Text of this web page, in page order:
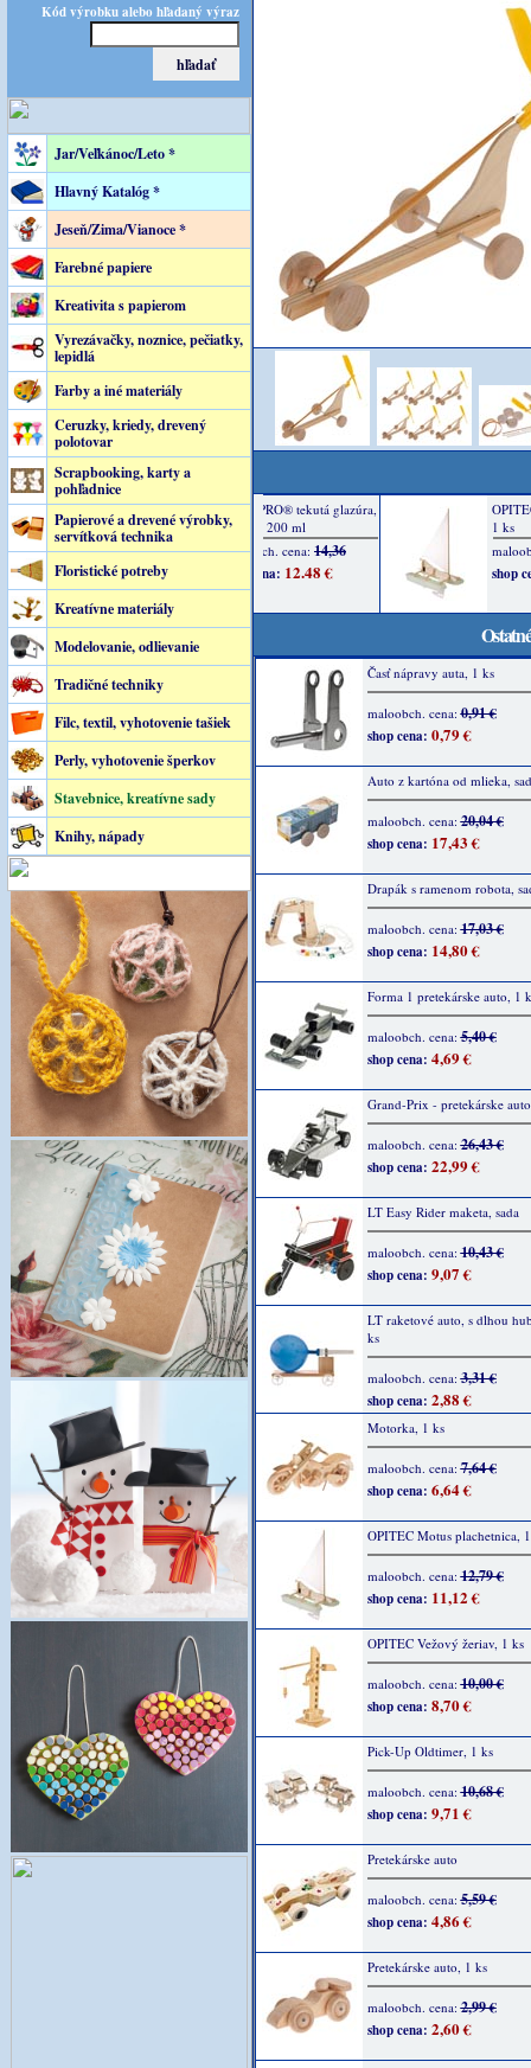
Kód výrobku alebo hľadaný výraz
Jar/Veľkánoc/Leto *
Hlavný Katalóg *
Jeseň/Zima/Vianoce *
Farebné papiere
Kreativita s papierom
Vyrezávačky, noznice, pečiatky,
lepidlá
Farby a iné materiály
Ceruzky, kriedy, drevený
polotovar
Scrapbooking, karty a
pohľadnice
Papierové a drevené výrobky,
servítková technika
Floristické potreby
Kreatívne materiály
Modelovanie, odlievanie
Tradičné techniky
Filc, textil, vyhotovenie tašiek
Perly, vyhotovenie šperkov
Stavebnice, kreatívne sady
Knihy, nápady
Časť nápravy auta, 1 ks
maloobch. cena:0,91 €
shop cena: 0,79 €
Auto z kartóna od mlieka,
maloobch. cena:20,04 €
shop cena: 17,43 €
Drapák s ramenom robota,
maloobch. cena:17,03 €
shop cena: 14,80 €
Forma 1 pretekárske auto, 1
maloobch. cena:5,40 €
shop cena: 4,69 €
Grand-Prix - pretekárske
maloobch. cena:26,43 €
shop cena: 22,99 €
LT Easy Rider maketa, sada
maloobch. cena:10,43 €
shop cena: 9,07 €
LT raketové auto, s dlhou
ks
maloobch. cena:3,31 €
shop cena: 2,88 €
Motorka, 1 ks
maloobch. cena:7,64 €
shop cena: 6,64 €
OPITEC Motus plachetnica,
maloobch. cena:12,79 €
shop cena: 11,12 €
OPITEC Vežový žeriav, 1 ks
maloobch. cena:10,00 €
shop cena: 8,70 €
Pick-Up Oldtimer, 1 ks
maloobch. cena:10,68 €
shop cena: 9,71 €
Pretekárske auto
maloobch. cena:5,59 €
shop cena: 4,86 €
Pretekárske auto, 1 ks
maloobch. cena:2,99 €
shop cena: 2,60 €